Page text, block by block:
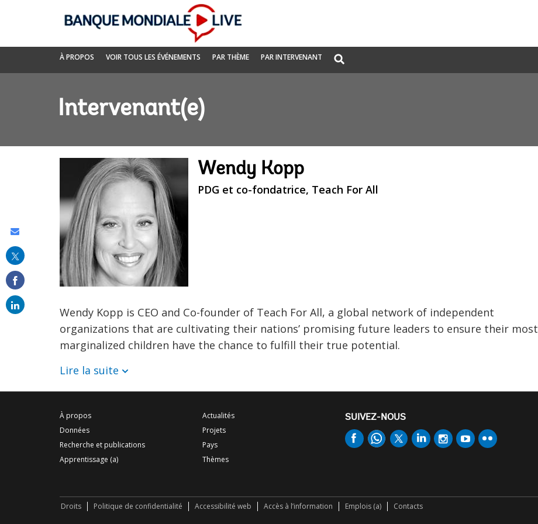
Navigation
Banque
mondiale
À PROPOS VOIR TOUS LES ÉVÉNEMENTS PAR THÈME PAR INTERVENANT
Global
Intervenant(e)
Wendy Kopp
PDG et co-fondatrice, Teach For All
Wendy Kopp is CEO and Co-founder of Teach For All, a global network of independent
organizations that are cultivating their nations’ promising future leaders to ensure their most
marginalized children have the chance to fulfill their true potential.
Lire la suite
À propos
Données
Recherche et publications
Apprentissage (a)
Actualités
Projets
Pays
Thèmes
SUIVEZ-NOUS
Droits Politique de confidentialité Accessibilité web Accès à l’information Emplois (a) Contacts
this
email